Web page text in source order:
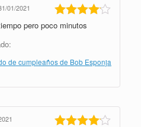
Valorado
01/2021
pero poco minutos
de cumpleaños de Bob Esponja